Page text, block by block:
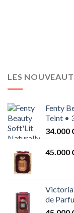
LES
Fenty
Teint •
34.000
45.000
de